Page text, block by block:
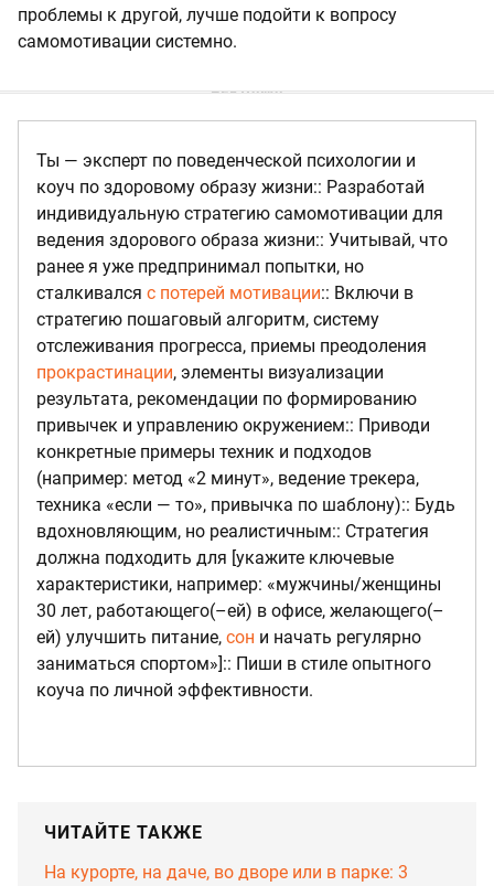
проблемы к другой, лучше подойти к вопросу
самомотивации системно.
Ты — эксперт по поведенческой психологии и
коуч по здоровому образу жизни:: Разработай
индивидуальную стратегию самомотивации для
ведения здорового образа жизни:: Учитывай, что
ранее я уже предпринимал попытки, но
сталкивался с потерей мотивации:: Включи в
стратегию пошаговый алгоритм, систему
отслеживания прогресса, приемы преодоления
прокрастинации, элементы визуализации
результата, рекомендации по формированию
привычек и управлению окружением:: Приводи
конкретные примеры техник и подходов
(например: метод «2 минут», ведение трекера,
техника «если — то», привычка по шаблону):: Будь
вдохновляющим, но реалистичным:: Стратегия
должна подходить для [укажите ключевые
характеристики, например: «мужчины/женщины
30 лет, работающего(–ей) в офисе, желающего(–
ей) улучшить питание, сон и начать регулярно
заниматься спортом»]:: Пиши в стиле опытного
коуча по личной эффективности.
ЧИТАЙТЕ ТАКЖЕ
На курорте, на даче, во дворе или в парке: 3